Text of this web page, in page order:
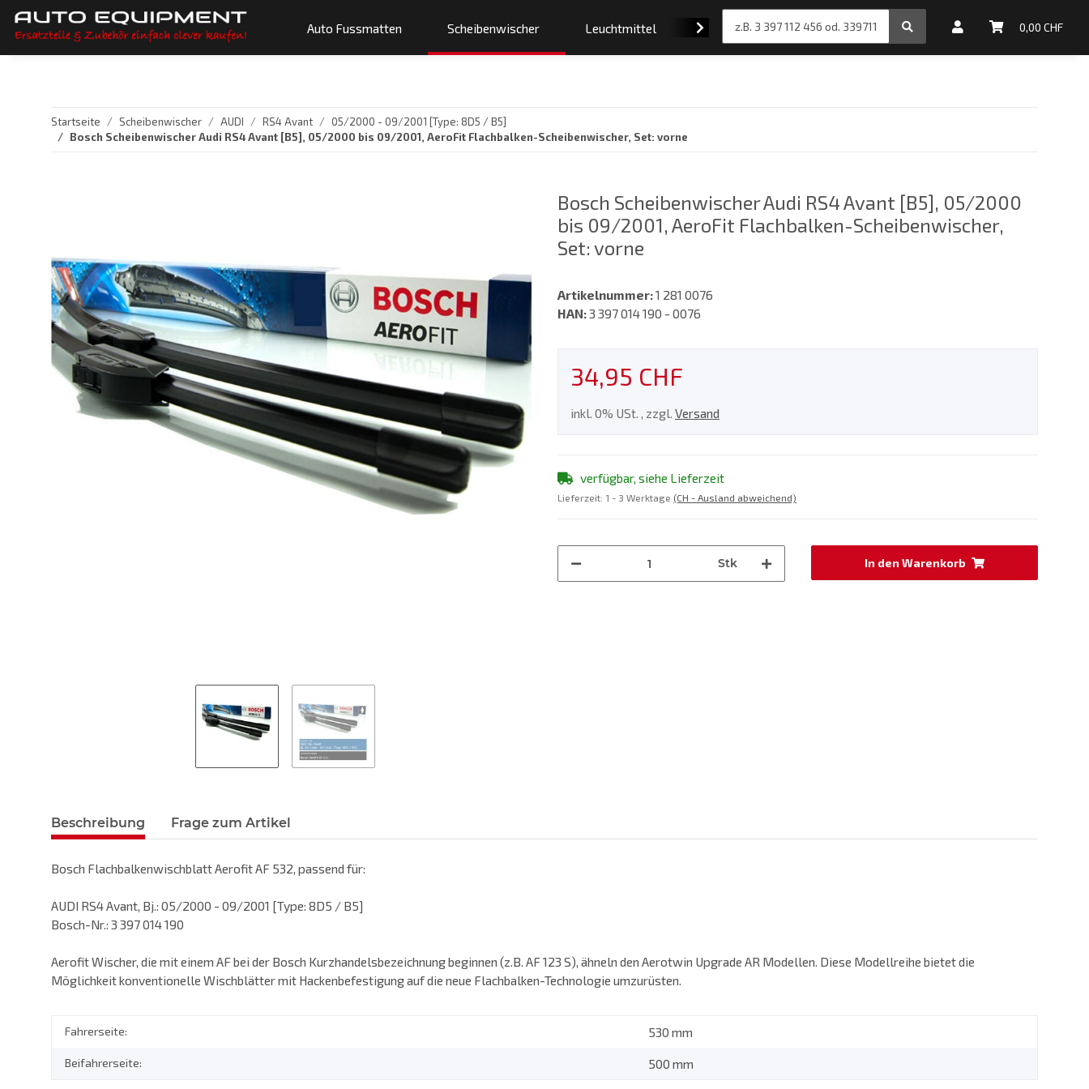
0,00 CHF
Auto Fussmatten Scheibenwischer Leuchtmittel Originale Motoröle
Startseite Scheibenwischer AUDI RS4 Avant
05/2000 - 09/2001 [Type: 8D5 / B5]
Bosch Scheibenwischer Audi RS4 Avant [B5], 05/2000 bis 09/2001, AeroFit Flachbalken-Scheibenwischer, Set: vorne
Bosch Scheibenwischer Audi RS4 Avant [B5], 05/2000
bis 09/2001, AeroFit Flachbalken-Scheibenwischer,
Set: vorne
Artikelnummer:1 281 0076
HAN:3 397 014 190 - 0076
34,95 CHF
inkl. 0% USt. , zzgl. Versand
verfügbar, siehe Lieferzeit
Lieferzeit: 1 - 3 Werktage (CH - Ausland abweichend)
Stk In den Warenkorb
Beschreibung Frage zum Artikel
Bosch Flachbalkenwischblatt Aerofit AF 532, passend für:
AUDI RS4 Avant, Bj.: 05/2000 - 09/2001 [Type: 8D5 / B5]
Bosch-Nr.: 3 397 014 190
Aerofit Wischer, die mit einem AF bei der Bosch Kurzhandelsbezeichnung beginnen (z.B. AF 123 S), ähneln den Aerotwin Upgrade AR Modellen. Diese Modellreihe bietet die
Möglichkeit konventionelle Wischblätter mit Hackenbefestigung auf die neue Flachbalken-Technologie umzurüsten.
Fahrerseite: 530 mm
Beifahrerseite: 500 mm